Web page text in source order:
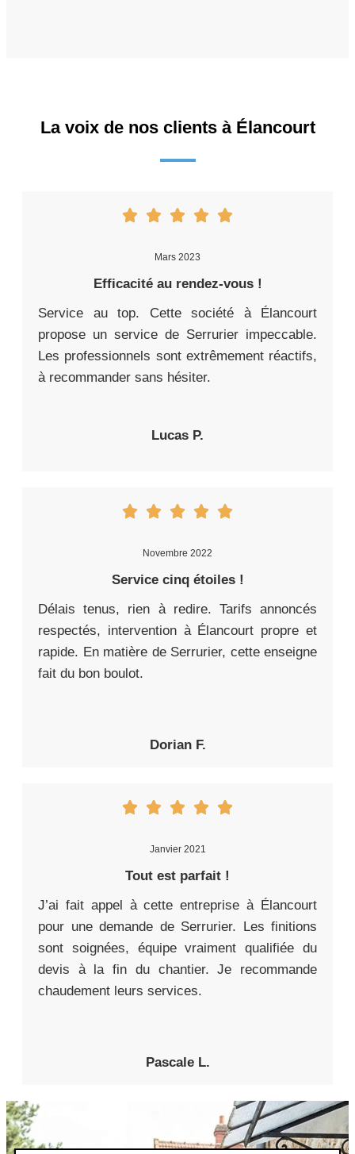
La voix de nos clients à Élancourt
Mars 2023
Efficacité au rendez-vous !
Service au top. Cette société à Élancourt
propose un service de Serrurier impeccable.
Les professionnels sont extrêmement réactifs,
à recommander sans hésiter.
Lucas P.
Novembre 2022
Service cinq étoiles !
Délais tenus, rien à redire. Tarifs annoncés
respectés, intervention à Élancourt propre et
rapide. En matière de Serrurier, cette enseigne
fait du bon boulot.
Dorian F.
Janvier 2021
Tout est parfait !
J’ai fait appel à cette entreprise à Élancourt
pour une demande de Serrurier. Les finitions
sont soignées, équipe vraiment qualifiée du
devis à la fin du chantier. Je recommande
chaudement leurs services.
Pascale L.